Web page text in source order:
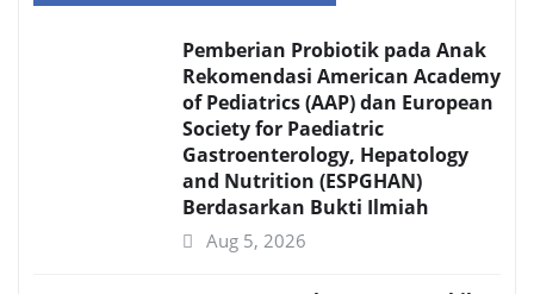
Pemberian Probiotik pada Anak
Rekomendasi American Academy
of Pediatrics (AAP) dan European
Society for Paediatric
Gastroenterology, Hepatology
and Nutrition (ESPGHAN)
Berdasarkan Bukti Ilmiah
Aug 5, 2026